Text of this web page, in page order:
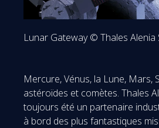
Lunar Gateway © Thales Alenia
Mercure, Vénus, la Lune, Mars,
astéroïdes et comètes. Thales
toujours été un partenaire
à bord des plus fantastiques